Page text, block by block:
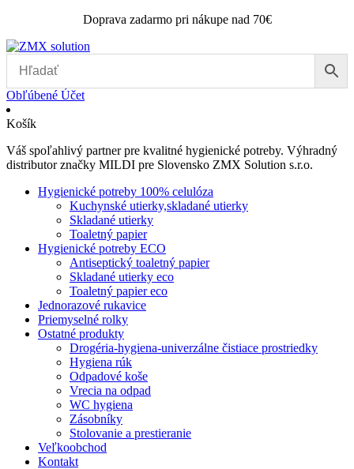
Doprava zadarmo pri nákupe nad 70€
Obľúbené Účet
Košík
Váš spoľahlivý partner pre kvalitné hygienické potreby. Výhradný
distributor značky MILDI pre Slovensko ZMX Solution s.r.o.
Hygienické potreby 100% celulóza
Kuchynské utierky,skladané utierky
Skladané utierky
Toaletný papier
Hygienické potreby ECO
Antiseptický toaletný papier
Skladané utierky eco
Toaletný papier eco
Jednorazové rukavice
Priemyselné rolky
Ostatné produkty
Drogéria-hygiena-univerzálne čistiace prostriedky
Hygiena rúk
Odpadové koše
Vrecia na odpad
WC hygiena
Zásobníky
Stolovanie a prestieranie
Veľkoobchod
Kontakt